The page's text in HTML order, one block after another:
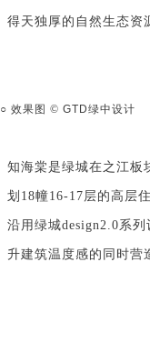
得天独厚的自然生态资
○ 效果图 © GTD绿中设计
知海棠是绿城在之江板
划18幢16-17层的高层
沿用 绿城design2.0系列
升建筑温度感的同时营